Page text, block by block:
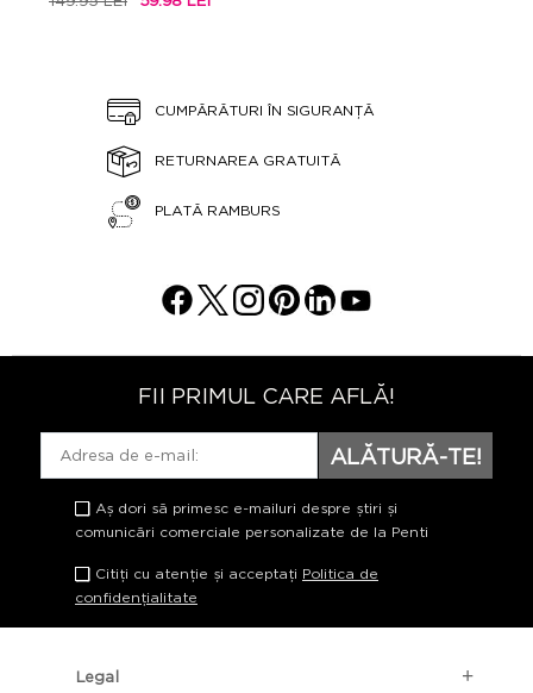
CUMPĂRĂTURI ÎN SIGURANȚĂ
RETURNAREA GRATUITĂ
PLATĂ RAMBURS
FII PRIMUL CARE AFLĂ!
ALĂTURĂ-TE!
Aș dori să primesc e-mailuri despre știri și
comunicări comerciale personalizate de la Penti
Citiți cu atenție și acceptați Politica de
confidențialitate
Legal